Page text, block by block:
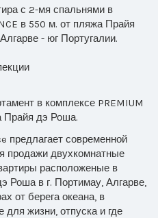
с 2-мя спальнями в
в 550 м. от пляжа Прайя
- юг Португалии.
в комплексе PREMIUM
Прайя дэ Роша.
предлагает современной
продажи двухкомнатные
расположеные в
Роша в г. Портимау, Алгарве,
от берега океана, в
жизни, отпуска и где